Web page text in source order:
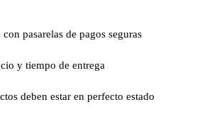
pasarelas de pagos seguras
y tiempo de entrega
deben estar en perfecto estado